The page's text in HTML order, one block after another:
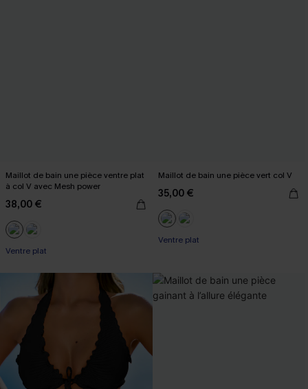
Maillot de bain une pièce ventre plat
à col V avec Mesh power
38,00 €
Ventre plat
Maillot de bain une pièce vert col V
35,00 €
Ventre plat